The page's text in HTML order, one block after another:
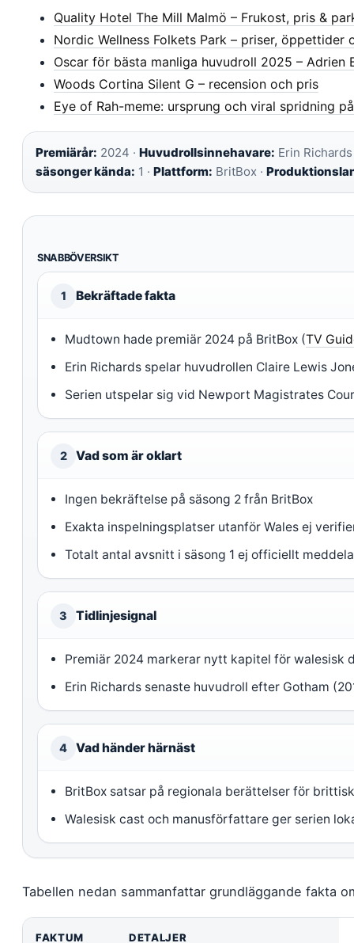
Quality Hotel The Mill Malmö – Frukost, pris &
Nordic Wellness Folkets Park – priser, öppettider
Oscar för bästa manliga huvudroll 2025 – Adrien
Woods Cortina Silent G – recension och pris
Eye of Rah-meme: ursprung och viral spridning
Premiärår: 2024 · Huvudrollsinnehavare: Erin
säsonger kända: 1 · Plattform: BritBox ·
SNABBÖVERSIKT
1 Bekräftade fakta
Mudtown hade premiär 2024 på BritBox (TV
Erin Richards spelar huvudrollen Claire Lewis
Serien utspelar sig vid Newport Magistrates
2 Vad som är oklart
Ingen bekräftelse på säsong 2 från BritBox
Exakta inspelningsplatser utanför Wales ej
Totalt antal avsnitt i säsong 1 ej officiellt
3 Tidlinjesignal
Premiär 2024 markerar nytt kapitel för walesisk
Erin Richards senaste huvudroll efter Gotham
4 Vad händer härnäst
BritBox satsar på regionala berättelser för
Walesisk cast och manusförfattare ger serien
Tabellen nedan sammanfattar grundläggande fakta
FAKTUM DETALJER